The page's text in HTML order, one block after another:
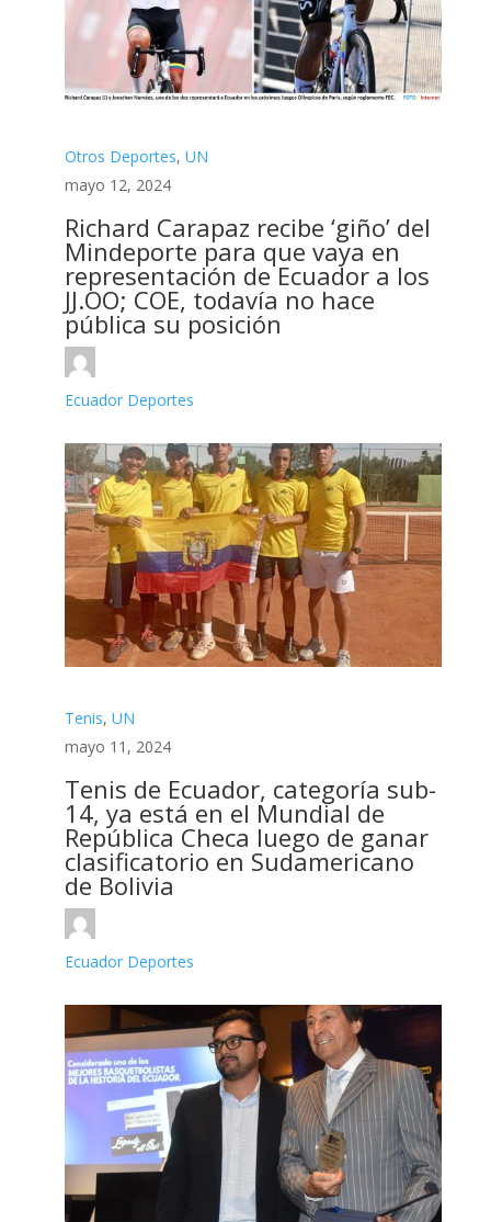
Otros Deportes, UN
mayo 12, 2024
Richard Carapaz recibe ‘giño’ del
Mindeporte para que vaya en
representación de Ecuador a los
JJ.OO; COE, todavía no hace
pública su posición
Ecuador Deportes
Tenis, UN
mayo 11, 2024
Tenis de Ecuador, categoría sub-
14, ya está en el Mundial de
República Checa luego de ganar
clasificatorio en Sudamericano
de Bolivia
Ecuador Deportes